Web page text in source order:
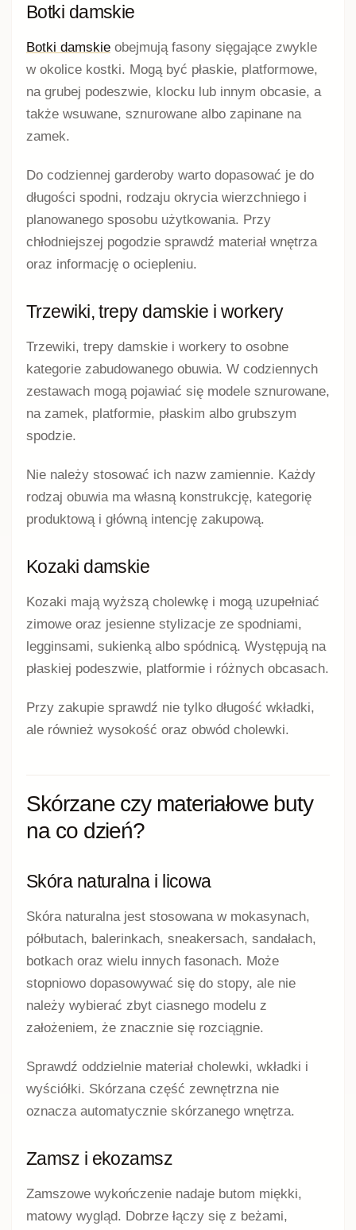
Botki damskie
Botki damskie obejmują fasony sięgające zwykle
w okolice kostki. Mogą być płaskie, platformowe,
na grubej podeszwie, klocku lub innym obcasie, a
także wsuwane, sznurowane albo zapinane na
zamek.
Do codziennej garderoby warto dopasować je do
długości spodni, rodzaju okrycia wierzchniego i
planowanego sposobu użytkowania. Przy
chłodniejszej pogodzie sprawdź materiał wnętrza
oraz informację o ociepleniu.
Trzewiki, trepy damskie i workery
Trzewiki, trepy damskie i workery to osobne
kategorie zabudowanego obuwia. W codziennych
zestawach mogą pojawiać się modele sznurowane,
na zamek, platformie, płaskim albo grubszym
spodzie.
Nie należy stosować ich nazw zamiennie. Każdy
rodzaj obuwia ma własną konstrukcję, kategorię
produktową i główną intencję zakupową.
Kozaki damskie
Kozaki mają wyższą cholewkę i mogą uzupełniać
zimowe oraz jesienne stylizacje ze spodniami,
legginsami, sukienką albo spódnicą. Występują na
płaskiej podeszwie, platformie i różnych obcasach.
Przy zakupie sprawdź nie tylko długość wkładki,
ale również wysokość oraz obwód cholewki.
Skórzane czy materiałowe buty
na co dzień?
Skóra naturalna i licowa
Skóra naturalna jest stosowana w mokasynach,
półbutach, balerinkach, sneakersach, sandałach,
botkach oraz wielu innych fasonach. Może
stopniowo dopasowywać się do stopy, ale nie
należy wybierać zbyt ciasnego modelu z
założeniem, że znacznie się rozciągnie.
Sprawdź oddzielnie materiał cholewki, wkładki i
wyściółki. Skórzana część zewnętrzna nie
oznacza automatycznie skórzanego wnętrza.
Zamsz i ekozamsz
Zamszowe wykończenie nadaje butom miękki,
matowy wygląd. Dobrze łączy się z beżami,